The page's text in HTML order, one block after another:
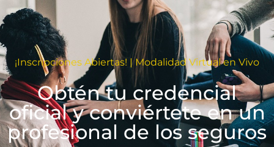
¡Inscripciones Abiertas! | Modalidad Virtual en Vivo
Obtén tu credencial
oficial y conviértete en un
profesional de los seguros